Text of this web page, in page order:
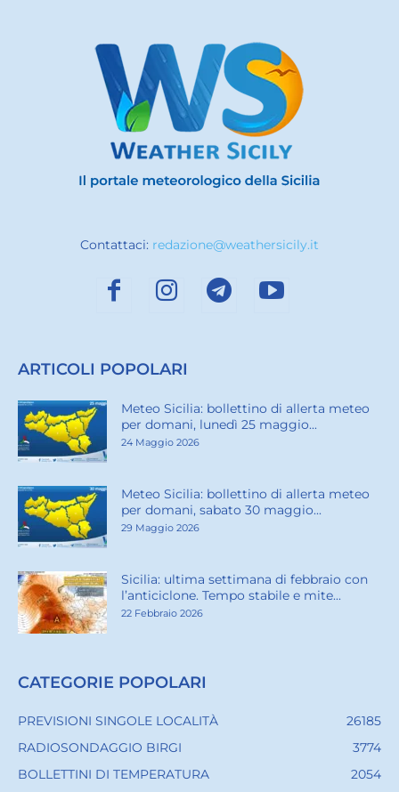
Contattaci: redazione@weathersicily.it
ARTICOLI POPOLARI
Meteo Sicilia: bollettino di allerta meteo
per domani, lunedì 25 maggio...
24 Maggio 2026
Meteo Sicilia: bollettino di allerta meteo
per domani, sabato 30 maggio...
29 Maggio 2026
Sicilia: ultima settimana di febbraio con
l’anticiclone. Tempo stabile e mite...
22 Febbraio 2026
CATEGORIE POPOLARI
PREVISIONI SINGOLE LOCALITÀ
26185
RADIOSONDAGGIO BIRGI
3774
BOLLETTINI DI TEMPERATURA
2054